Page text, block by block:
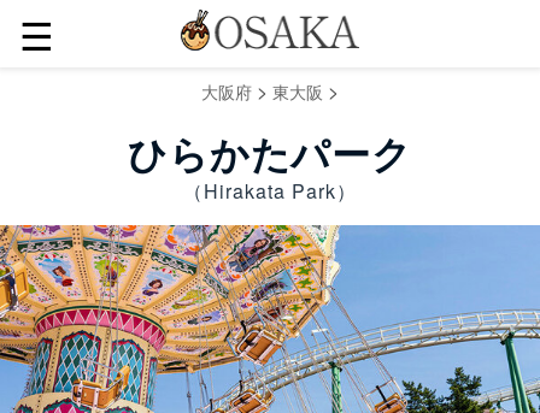
☰
大阪府 > 東大阪 >
ひらかたパーク
（Hirakata Park）